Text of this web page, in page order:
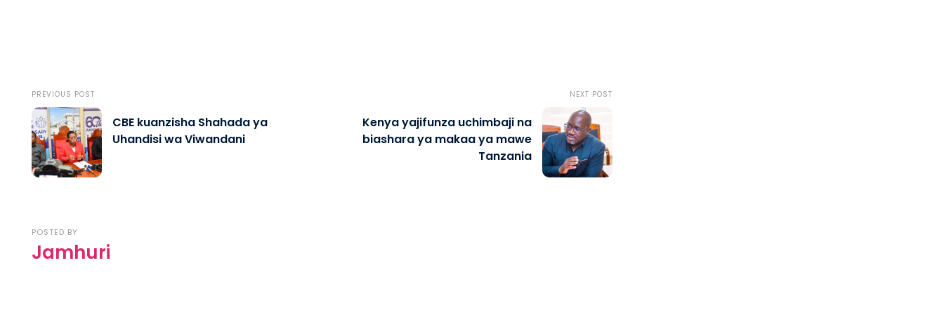
PREVIOUS POST
CBE kuanzisha Shahada ya
Uhandisi wa Viwandani
NEXT POST
Kenya yajifunza uchimbaji na
biashara ya makaa ya mawe
Tanzania
POSTED BY
Jamhuri